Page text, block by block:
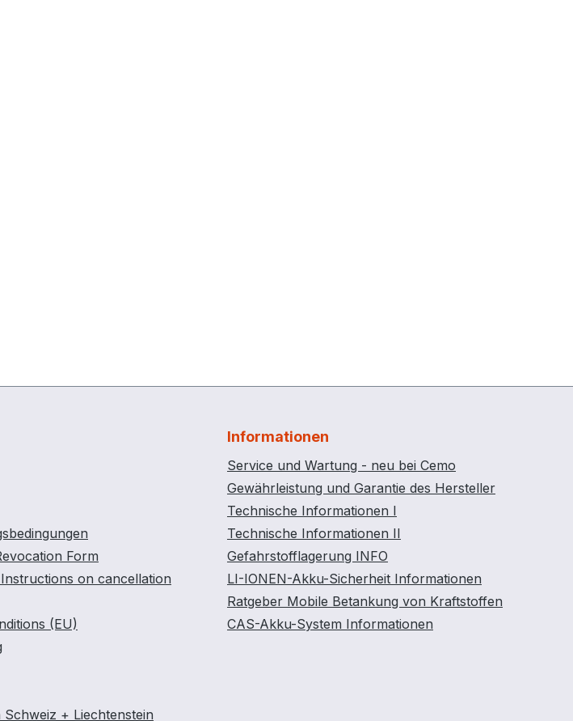
Form
on cancellation
(EU)
+ Liechtenstein
Informationen
Service und Wartung - neu bei Cemo
Gewährleistung und Garantie des Hersteller
Technische Informationen I
Technische Informationen II
Gefahrstofflagerung INFO
LI-IONEN-Akku-Sicherheit Informationen
Ratgeber Mobile Betankung von Kraftstoffen
CAS-Akku-System Informationen